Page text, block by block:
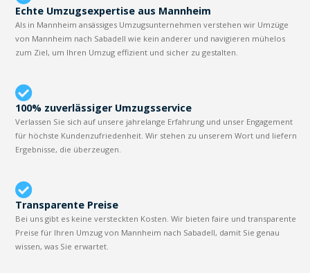
Echte Umzugsexpertise aus Mannheim
Als in Mannheim ansässiges Umzugsunternehmen verstehen wir Umzüge
von Mannheim nach Sabadell wie kein anderer und navigieren mühelos
zum Ziel, um Ihren Umzug effizient und sicher zu gestalten.
100% zuverlässiger Umzugsservice
Verlassen Sie sich auf unsere jahrelange Erfahrung und unser Engagement
für höchste Kundenzufriedenheit. Wir stehen zu unserem Wort und liefern
Ergebnisse, die überzeugen.
Transparente Preise
Bei uns gibt es keine versteckten Kosten. Wir bieten faire und transparente
Preise für Ihren Umzug von Mannheim nach Sabadell, damit Sie genau
wissen, was Sie erwartet.